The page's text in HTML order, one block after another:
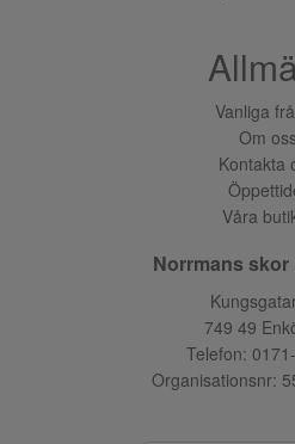
Vanliga
Om
Kontakta
Våra
Norrmans
749 49
Telefon:
Organisationsnr: